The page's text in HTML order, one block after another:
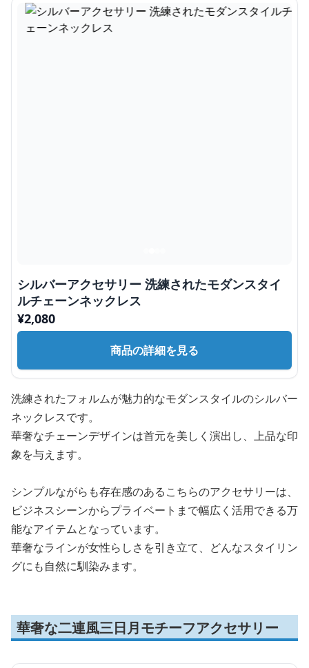
シルバーアクセサリー 洗練されたモダンスタイ
ルチェーンネックレス
¥2,080
商品の詳細を見る
洗練されたフォルムが魅力的なモダンスタイルのシルバー
ネックレスです。
華奢なチェーンデザインは首元を美しく演出し、上品な印
象を与えます。
シンプルながらも存在感のあるこちらのアクセサリーは、
ビジネスシーンからプライベートまで幅広く活用できる万
能なアイテムとなっています。
華奢なラインが女性らしさを引き立て、どんなスタイリン
グにも自然に馴染みます。
華奢な二連風三日月モチーフアクセサリー